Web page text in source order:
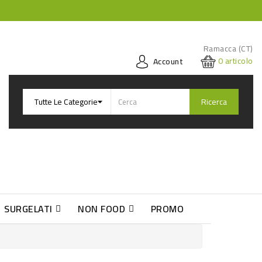
Ramacca (CT)
Account
0articolo
Ricerca
SURGELATI NON FOOD PROMO